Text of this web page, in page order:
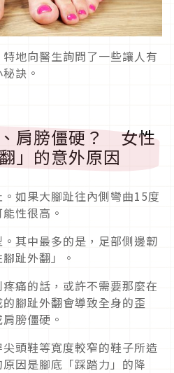
地向醫生詢問了一些讓人有
訣。
肩膀僵硬？ 女性
」的意外原因
如果大腳趾往內側彎曲15度
性很高。
其中最多的是，足部側邊韌
趾外翻」。
痛的話，或許不需要那麼在
腳趾外翻會導致全身的歪
膀僵硬。
頭鞋等寬度較窄的鞋子所造
因是腳底「踩踏力」的降